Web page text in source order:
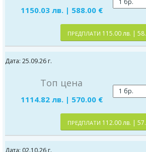
1150.03 лв. | 588.00 €
ПРЕДПЛАТИ 115.00 лв. |
Дата: 25.09.26 г.
Топ цена
1114.82 лв. | 570.00 €
ПРЕДПЛАТИ 112.00 лв. |
Дата: 02.10.26 г.